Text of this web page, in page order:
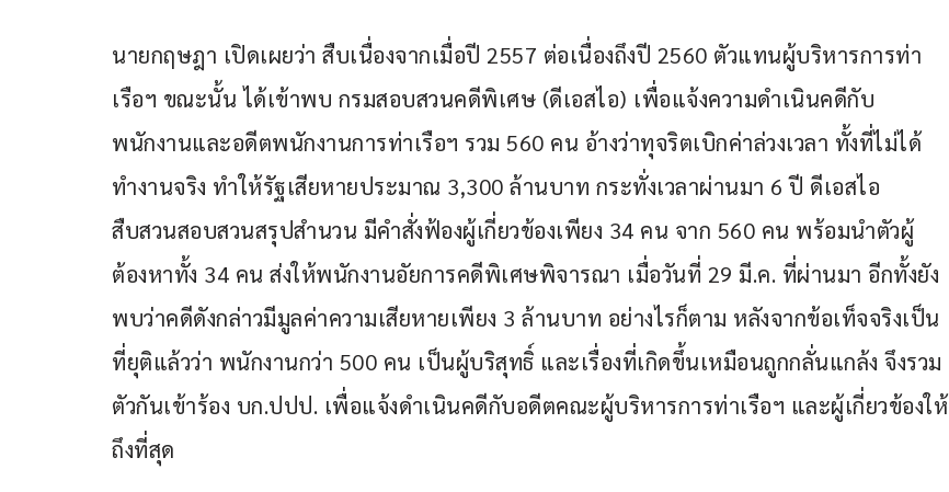
นายกฤษฎา เปิดเผยว่า สืบเนื่องจากเมื่อปี 2557 ต่อเนื่องถึงปี 2560 ตัวแทนผู้บริหารการท่า
เรือฯ ขณะนั้น ได้เข้าพบ กรมสอบสวนคดีพิเศษ (ดีเอสไอ) เพื่อแจ้งความดำเนินคดีกับ
พนักงานและอดีตพนักงานการท่าเรือฯ รวม 560 คน อ้างว่าทุจริตเบิกค่าล่วงเวลา ทั้งที่ไม่ได้
ทำงานจริง ทำให้รัฐเสียหายประมาณ 3,300 ล้านบาท กระทั่งเวลาผ่านมา 6 ปี ดีเอสไอ
สืบสวนสอบสวนสรุปสำนวน มีคำสั่งฟ้องผู้เกี่ยวข้องเพียง 34 คน จาก 560 คน พร้อมนำตัวผู้
ต้องหาทั้ง 34 คน ส่งให้พนักงานอัยการคดีพิเศษพิจารณา เมื่อวันที่ 29 มี.ค. ที่ผ่านมา อีกทั้งยัง
พบว่าคดีดังกล่าวมีมูลค่าความเสียหายเพียง 3 ล้านบาท อย่างไรก็ตาม หลังจากข้อเท็จจริงเป็น
ที่ยุติแล้วว่า พนักงานกว่า 500 คน เป็นผู้บริสุทธิ์ และเรื่องที่เกิดขึ้นเหมือนถูกกลั่นแกล้ง จึงรวม
ตัวกันเข้าร้อง บก.ปปป. เพื่อแจ้งดำเนินคดีกับอดีตคณะผู้บริหารการท่าเรือฯ และผู้เกี่ยวข้องให้
ถึงที่สุด